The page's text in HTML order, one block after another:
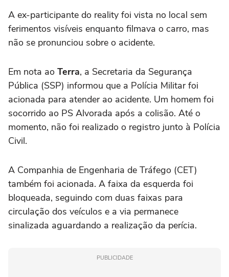
A ex-participante do reality foi vista no local sem
ferimentos visíveis enquanto filmava o carro, mas
não se pronunciou sobre o acidente.
Em nota ao Terra, a Secretaria da Segurança
Pública (SSP) informou que a Polícia Militar foi
acionada para atender ao acidente. Um homem foi
socorrido ao PS Alvorada após a colisão. Até o
momento, não foi realizado o registro junto à Polícia
Civil.
A Companhia de Engenharia de Tráfego (CET)
também foi acionada. A faixa da esquerda foi
bloqueada, seguindo com duas faixas para
circulação dos veículos e a via permanece
sinalizada aguardando a realização da perícia.
PUBLICIDADE